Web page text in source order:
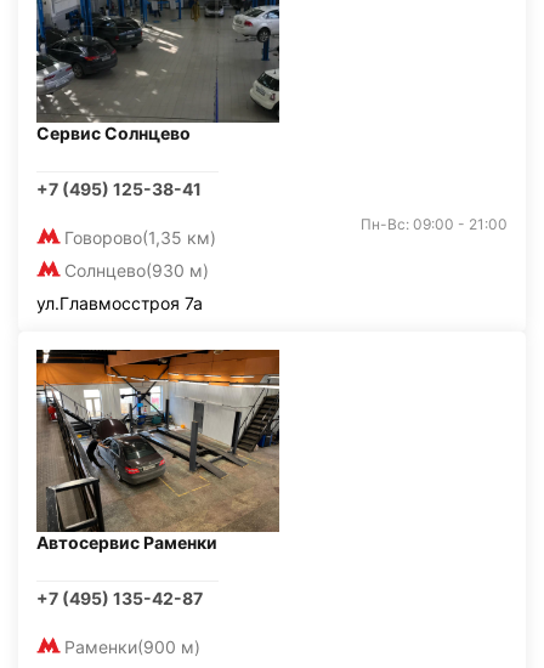
Сервис Солнцево
+7 (495) 125-38-41
Говорово(1,35 км)
Солнцево(930 м)
Пн-Вс: 09:00 - 21:00
ул.Главмосстроя 7а
Автосервис Раменки
+7 (495) 135-42-87
Раменки(900 м)